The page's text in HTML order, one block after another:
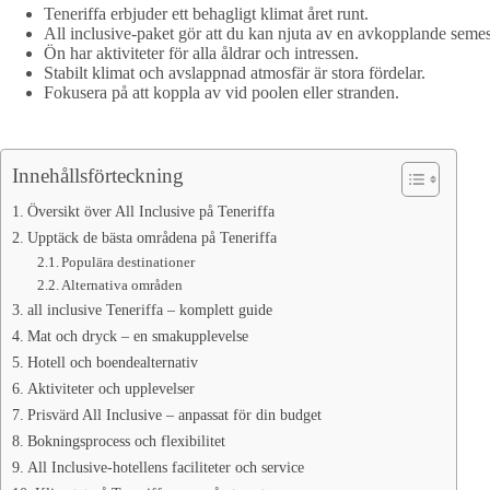
Teneriffa erbjuder ett behagligt klimat året runt.
All inclusive-paket gör att du kan njuta av en avkopplande
Ön har aktiviteter för alla åldrar och intressen.
Stabilt klimat och avslappnad atmosfär är stora fördelar.
Fokusera på att koppla av vid poolen eller stranden.
Innehållsförteckning
Översikt över All Inclusive på Teneriffa
Upptäck de bästa områdena på Teneriffa
Populära destinationer
Alternativa områden
all inclusive Teneriffa – komplett guide
Mat och dryck – en smakupplevelse
Hotell och boendealternativ
Aktiviteter och upplevelser
Prisvärd All Inclusive – anpassat för din budget
Bokningsprocess och flexibilitet
All Inclusive-hotellens faciliteter och service